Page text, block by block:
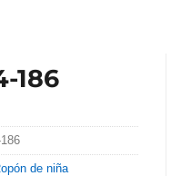
186
de niña